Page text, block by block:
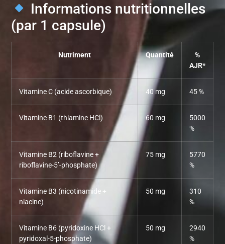
Informations nutritionnelles
(par 1 capsule)
Nutriment Quantité
%
AJR*
Vitamine C (acide ascorbique) 40 mg 45 %
Vitamine B1 (thiamine HCl) 60 mg
5000
%
Vitamine B2 (riboflavine +
riboflavine-5’-phosphate)
75 mg
5770
%
Vitamine B3 (nicotinamide +
niacine)
50 mg
310
%
Vitamine B6 (pyridoxine HCl +
pyridoxal-5-phosphate)
50 mg
2940
%